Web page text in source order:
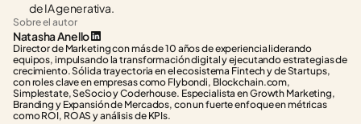
de IA generativa.
Sobre el autor
Natasha Anello
Director de Marketing con más de 10 años de experiencia liderando
equipos, impulsando la transformación digital y ejecutando estrategias de
crecimiento. Sólida trayectoria en el ecosistema Fintech y de Startups,
con roles clave en empresas como Flybondi, Blockchain.com,
Simplestate, SeSocio y Coderhouse. Especialista en Growth Marketing,
Branding y Expansión de Mercados, con un fuerte enfoque en métricas
como ROI, ROAS y análisis de KPIs.